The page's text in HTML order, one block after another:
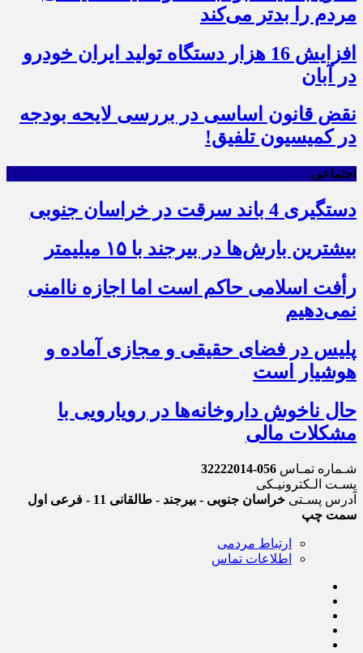
مردم را بدتر می‌کند
افزایش 16 هزار دستگاه تولید ایران خودرو
در آبان
نقض قانون اساسی در بررسی لایحه بودجه
در کمیسیون تلفیق!
اجتماعی
دستگیری 4 باند سرقت در خراسان جنوبی
بیشترین بارش‌ها در بیرجند با ۱۵ میلیمتر
رأفت اسلامی حاکم است اما اجازه ناامنی
نمی‌دهیم
پلیس در فضای حقیقی و مجازی آماده و
هوشیار است
حال ناخوش داروخانه‌ها در رویارویی با
مشکلات مالی
شـماره تمـاس 056-32222014
پسـت الـکترونیـکی
آدرس پسـتی
خراسان جنوبی - بیرجند - طالقانی 11 - فرعی اول
سمت چپ
ارتباط مردمی
اطلاعات تماس